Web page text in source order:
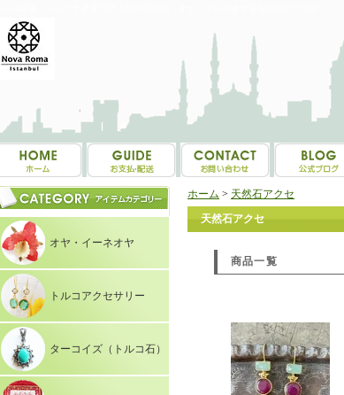
オヤ・イーネオヤ
トルコアクセサリー
ターコイズ（トルコ石）
ホーム > 天然石アクセ
天然石アクセ
商品一覧